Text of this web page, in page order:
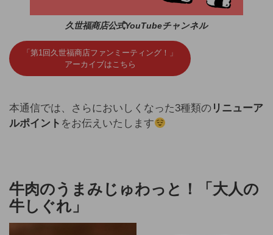
久世福商店公式YouTubeチャンネル
「第1回久世福商店ファンミーティング！」
アーカイブはこちら
本通信では、さらにおいしくなった3種類の リニューア
ルポイント をお伝えいたします
牛肉のうまみじゅわっと！「大人の
牛しぐれ」